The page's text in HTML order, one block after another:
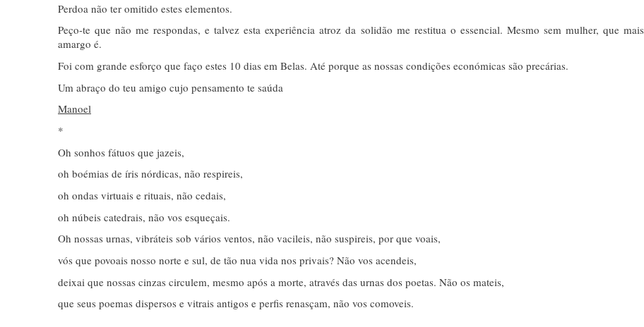
Perdoa não ter omitido estes elementos.
Peço-te que não me respondas, e talvez esta experiência atroz da solidão me restitua o essencial. Mesmo sem mulher, que mais
amargo é.
Foi com grande esforço que faço estes 10 dias em Belas. Até porque as nossas condições económicas são precárias.
Um abraço do teu amigo cujo pensamento te saúda
Manoel
*
Oh sonhos fátuos que jazeis,
oh boémias de íris nórdicas, não respireis,
oh ondas virtuais e rituais, não cedais,
oh núbeis catedrais, não vos esqueçais.
Oh nossas urnas, vibráteis sob vários ventos, não vacileis, não suspireis, por que voais,
vós que povoais nosso norte e sul, de tão nua vida nos privais? Não vos acendeis,
deixai que nossas cinzas circulem, mesmo após a morte, através das urnas dos poetas. Não os mateis,
que seus poemas dispersos e vitrais antigos e perfis renasçam, não vos comoveis.